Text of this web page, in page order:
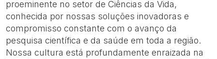
proeminente no setor de Ciências da Vida,
conhecida por nossas soluções inovadoras e
compromisso constante com o avanço da
pesquisa científica e da saúde em toda a região.
Nossa cultura está profundamente enraizada na